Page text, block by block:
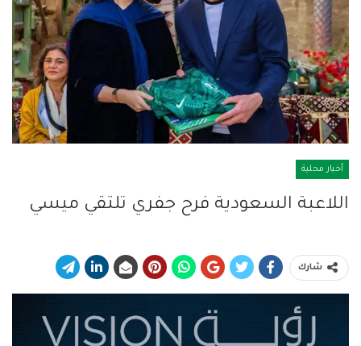
أخبار محلية
اللاعبة السعودية فرح جفري تلتقي ميسي
شارك